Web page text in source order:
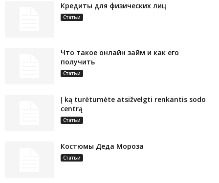
Кредиты для физических лиц
Статьи
Что такое онлайн займ и как его
получить
Статьи
Į ką turėtumėte atsižvelgti renkantis sodo
centrą
Статьи
Костюмы Деда Мороза
Статьи